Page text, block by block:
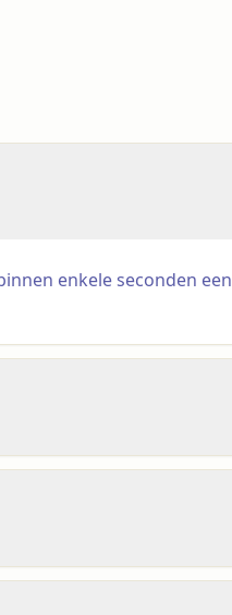
enkele seconden een